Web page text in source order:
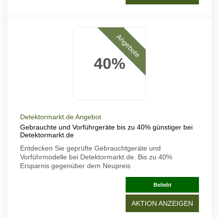
40%
Angebote
Detektormarkt.de Angebot
Gebrauchte und Vorführgeräte bis zu 40% günstiger bei
Detektormarkt.de
Entdecken Sie geprüfte Gebrauchtgeräte und
Vorführmodelle bei Detektormarkt.de. Bis zu 40%
Ersparnis gegenüber dem Neupreis
Beliebt
AKTION ANZEIGEN